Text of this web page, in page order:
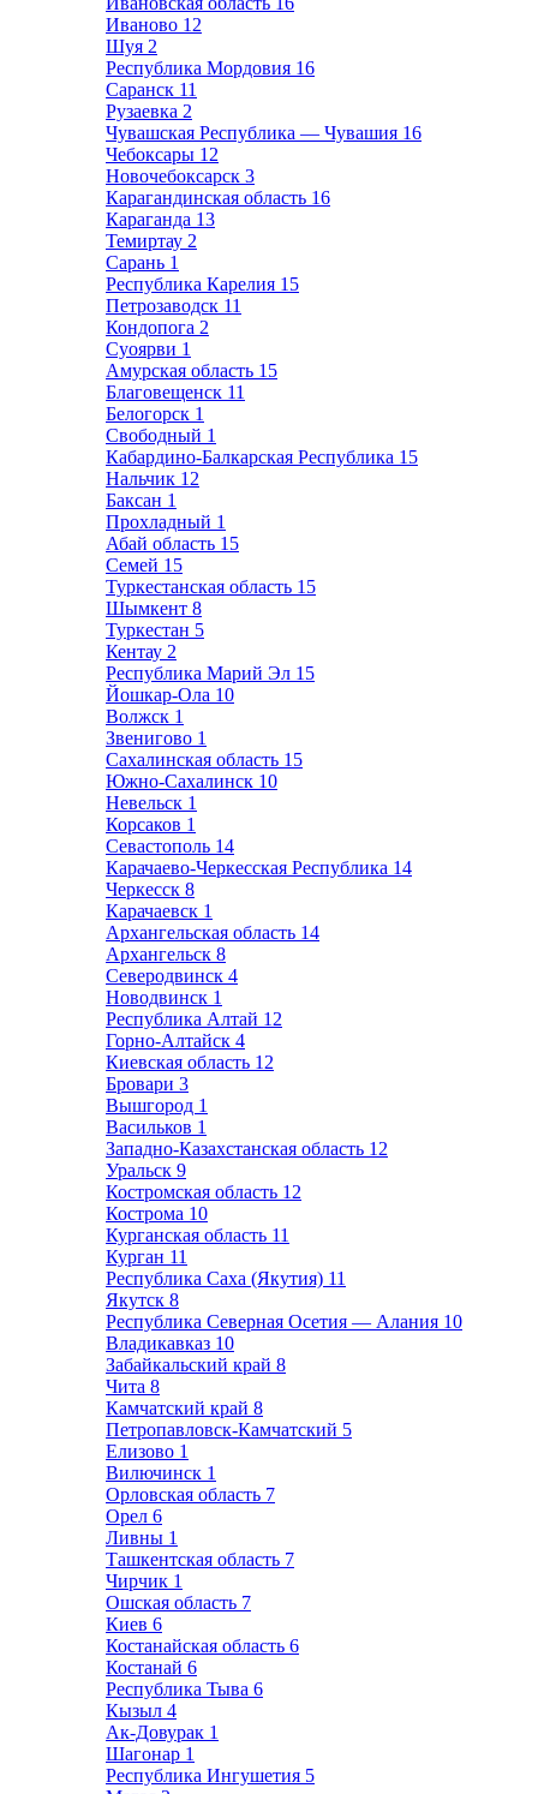
Иваново 12
Шуя 2
Республика Мордовия 16
Саранск 11
Рузаевка 2
Чувашская Республика — Чувашия 16
Чебоксары 12
Новочебоксарск 3
Карагандинская область 16
Караганда 13
Темиртау 2
Сарань 1
Республика Карелия 15
Петрозаводск 11
Кондопога 2
Суоярви 1
Амурская область 15
Благовещенск 11
Белогорск 1
Свободный 1
Кабардино-Балкарская Республика 15
Нальчик 12
Баксан 1
Прохладный 1
Абай область 15
Семей 15
Туркестанская область 15
Шымкент 8
Туркестан 5
Кентау 2
Республика Марий Эл 15
Йошкар-Ола 10
Волжск 1
Звенигово 1
Сахалинская область 15
Южно-Сахалинск 10
Невельск 1
Корсаков 1
Севастополь 14
Карачаево-Черкесская Республика 14
Черкесск 8
Карачаевск 1
Архангельская область 14
Архангельск 8
Северодвинск 4
Новодвинск 1
Республика Алтай 12
Горно-Алтайск 4
Киевская область 12
Бровари 3
Вышгород 1
Васильков 1
Западно-Казахстанская область 12
Уральск 9
Костромская область 12
Кострома 10
Курганская область 11
Курган 11
Республика Саха (Якутия) 11
Якутск 8
Республика Северная Осетия — Алания 10
Владикавказ 10
Забайкальский край 8
Чита 8
Камчатский край 8
Петропавловск-Камчатский 5
Елизово 1
Вилючинск 1
Орловская область 7
Орел 6
Ливны 1
Ташкентская область 7
Чирчик 1
Ошская область 7
Киев 6
Костанайская область 6
Костанай 6
Республика Тыва 6
Кызыл 4
Ак-Довурак 1
Шагонар 1
Республика Ингушетия 5